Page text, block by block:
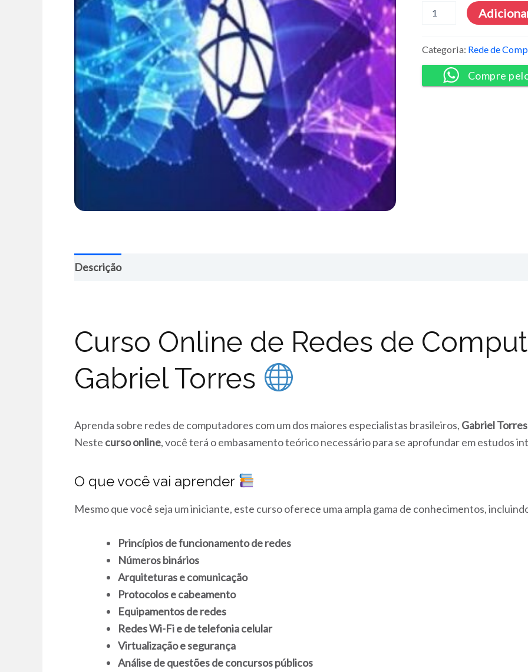
Gabriel
Torres
quantidade
Categoria: Rede de
Compre
Descrição
Curso Online de Redes de
Gabriel Torres
Aprenda sobre redes de computadores com um dos maiores especialistas brasileiros, Gabriel Torres
Neste curso online, você terá o embasamento teórico necessário para se aprofundar em estudos
O que você vai aprender
Mesmo que você seja um iniciante, este curso oferece uma ampla gama de conhecimentos,
Princípios de funcionamento de redes
Números binários
Arquiteturas e comunicação
Protocolos e cabeamento
Equipamentos de redes
Redes Wi-Fi e de telefonia celular
Virtualização e segurança
Análise de questões de concursos públicos